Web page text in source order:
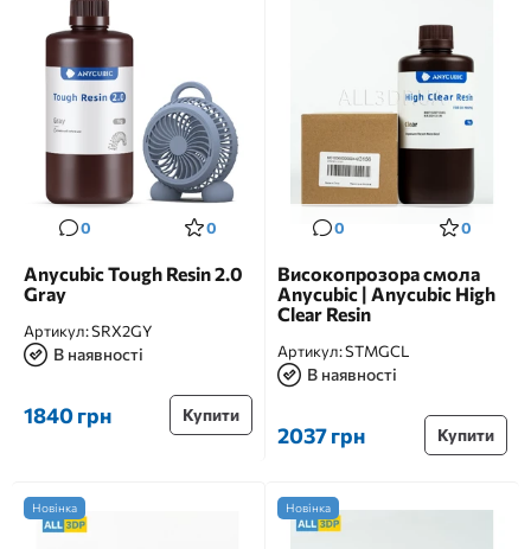
0 0
Anycubic Tough Resin 2.0
Gray
Артикул:SRX2GY
В наявності
1840 грн Купити
0 0
Високопрозора смола
Anycubic | Anycubic High
Clear Resin
Артикул:STMGCL
В наявності
2037 грн Купити
Новінка Новінка